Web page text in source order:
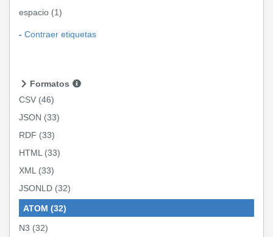
espacio (1)
Contraer etiquetas
Formatos
CSV (46)
JSON (33)
RDF (33)
HTML (33)
XML (33)
JSONLD (32)
ATOM (32)
N3 (32)